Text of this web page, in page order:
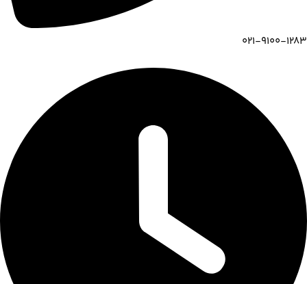
021-9100-1283